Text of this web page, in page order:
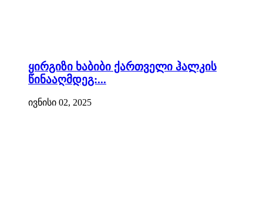
ყირგიზი ხაბიბი ქართველი ჰალკის
წინააღმდეგ:...
ივნისი 02, 2025